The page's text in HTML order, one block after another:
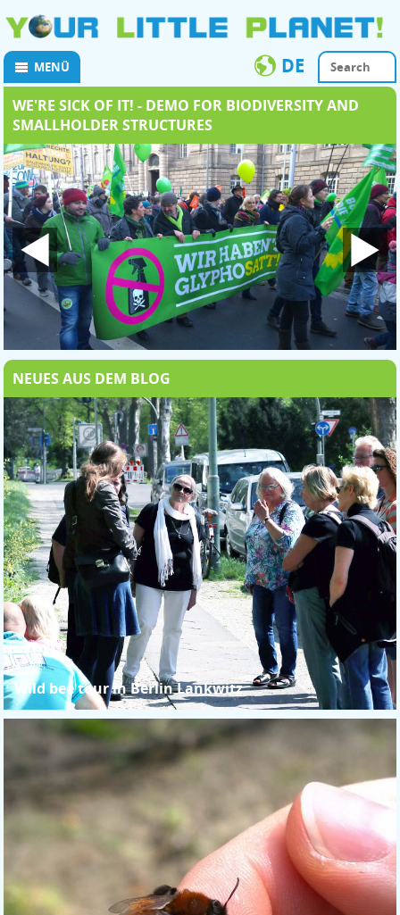
MENÜ DE
WE'RE SICK OF IT! - DEMO FOR BIODIVERSITY AND
SMALLHOLDER STRUCTURES
NEUES AUS DEM BLOG
Wild bee tour in Berlin Lankwitz